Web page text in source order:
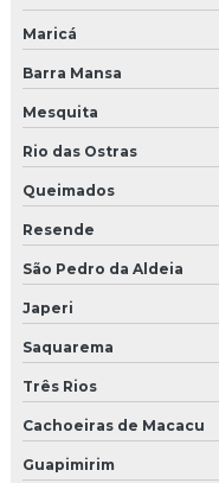
Maricá
Barra Mansa
Mesquita
Rio das Ostras
Queimados
Resende
São Pedro da Aldeia
Japeri
Saquarema
Três Rios
Cachoeiras de Macacu
Guapimirim